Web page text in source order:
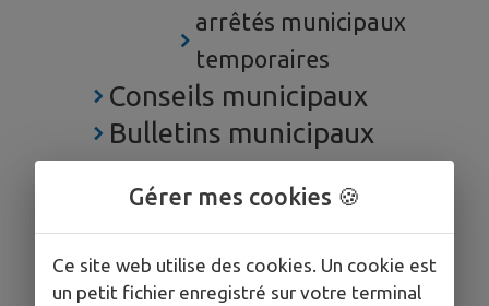
arrêtés municipaux
temporaires
Conseils municipaux
Bulletins municipaux
Gérer mes cookies 🍪
Ce site web utilise des cookies. Un cookie est
un petit fichier enregistré sur votre terminal